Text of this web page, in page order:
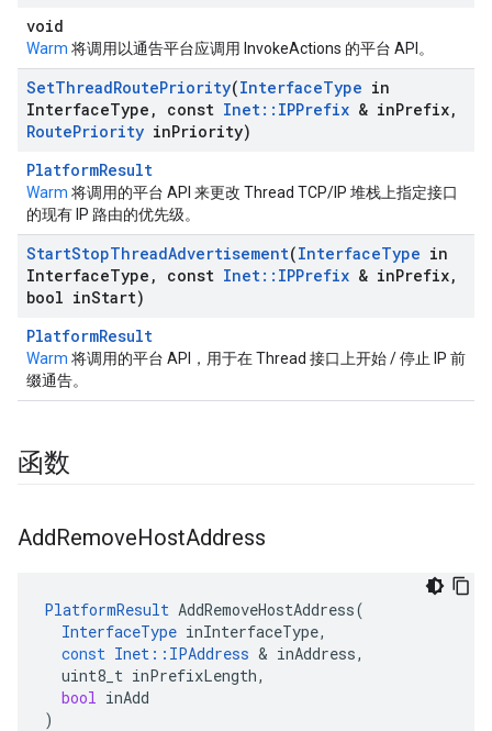
void
Warm 将调用以通告平台应调用 InvokeActions 的平台 API。
SetThreadRoutePriority(InterfaceType in
InterfaceType , const Inet:: IPPrefix & inPrefix,
RoutePriority inPriority)
PlatformResult
Warm 将调用的平台 API 来更改 Thread TCP/IP 堆栈上指定接口
的现有 IP 路由的优先级。
StartStopThreadAdvertisement(InterfaceType in
InterfaceType , const Inet:: IPPrefix & inPrefix,
bool inStart)
PlatformResult
Warm 将调用的平台 API，用于在 Thread 接口上开始 / 停止 IP 前
缀通告。
函数
AddRemoveHostAddress
PlatformResult AddRemoveHostAddress(
InterfaceType inInterfaceType,
const Inet :: IPAddress & inAddress,
uint8_t inPrefixLength,
bool inAdd
)